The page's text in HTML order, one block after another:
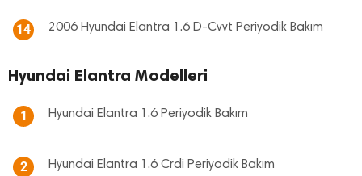
14 2006 Hyundai Elantra 1.6 D-Cvvt Periyodik Bakım
Hyundai Elantra Modelleri
1 Hyundai Elantra 1.6 Periyodik Bakım
2 Hyundai Elantra 1.6 Crdi Periyodik Bakım